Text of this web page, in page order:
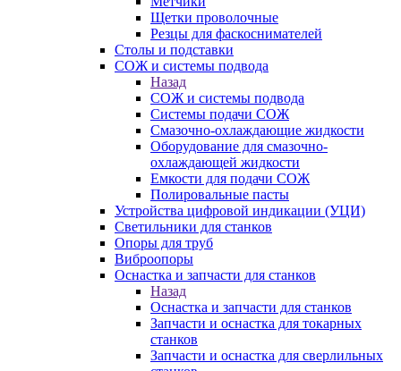
Щетки проволочные
Резцы для фаскоснимателей
Столы и подставки
СОЖ и системы подвода
Назад
СОЖ и системы подвода
Системы подачи СОЖ
Смазочно-охлаждающие жидкости
Оборудование для смазочно-
охлаждающей жидкости
Емкости для подачи СОЖ
Полировальные пасты
Устройства цифровой индикации (УЦИ)
Светильники для станков
Опоры для труб
Виброопоры
Оснастка и запчасти для станков
Назад
Оснастка и запчасти для станков
Запчасти и оснастка для токарных
станков
Запчасти и оснастка для сверлильных